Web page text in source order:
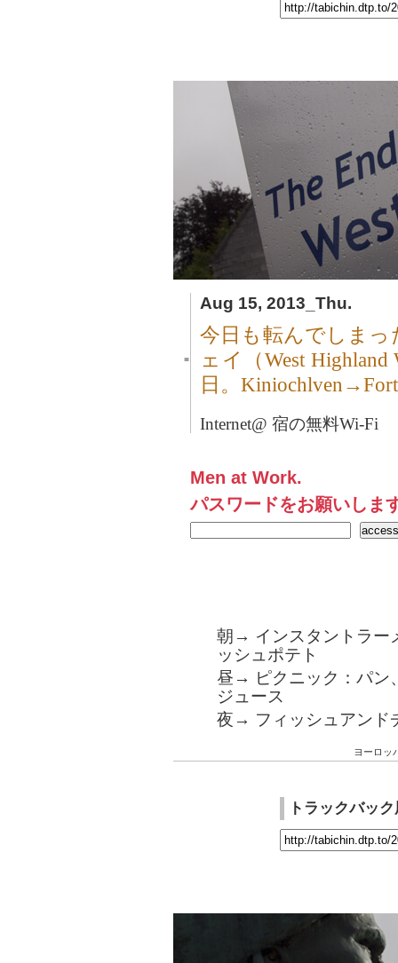
Aug 15, 2013_Thu.
■
今日も転んでしま
ェイ（West
日。
Internet@ 宿の無料Wi-Fi
Men at Work.
パスワードをお願いしま
朝→ インスタントラー
ッシュポテト
昼→ ピクニック：パン
ジュース
夜→ フィッシュアンド
ヨーロッ
トラックバッ